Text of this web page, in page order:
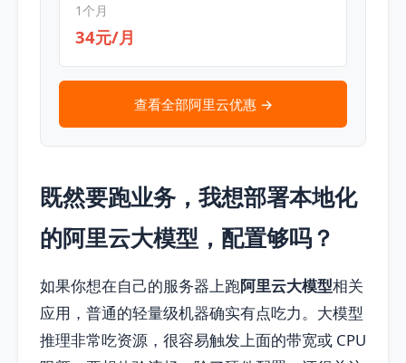
1个月
34元/月
查看全部阿里云优惠 →
既然要跑业务，我想部署本地化
的阿里云大模型，配置够吗？
如果你想在自己的服务器上跑阿里云大模型相关
应用，普通的轻量级机器确实有点吃力。大模型
推理非常吃资源，很容易触发上面的带宽或 CPU